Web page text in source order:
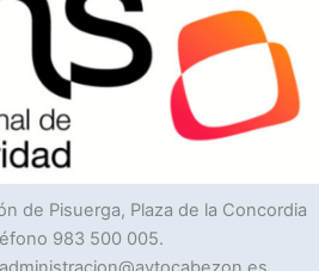
de Pisuerga, Plaza de la Concordia
983 500 005.